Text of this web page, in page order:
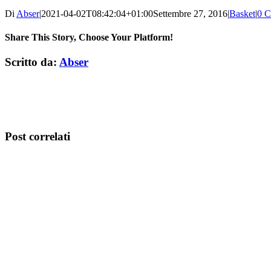
Di Abser|2021-04-02T08:42:04+01:00Settembre 27, 2016|Basket|0
Share This Story, Choose Your Platform!
Facebook
Twitter
LinkedIn
WhatsApp
Pinterest
Email
Scritto da: Abser
Post correlati